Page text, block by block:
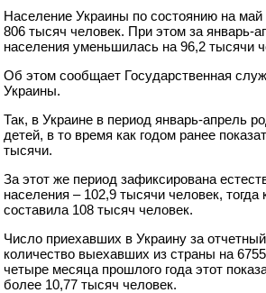
Население Украины по состоянию на май
806 тысяч человек. При этом за январь-
населения уменьшилась на 96,2 тысячи
Об этом сообщает Государственная
Украины.
Так, в Украине в период январь-апрель
детей, в то время как годом ранее
тысячи.
За этот же период зафиксирована
населения – 102,9 тысячи человек,
составила 108 тысяч человек.
Число приехавших в Украину за
количество выехавших из страны на
четыре месяца прошлого года этот
более 10,77 тысяч человек.